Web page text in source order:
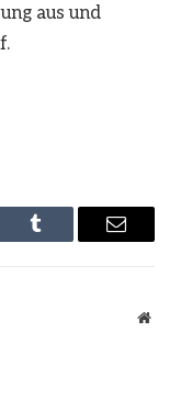
aus und
Tumblr Email
Website